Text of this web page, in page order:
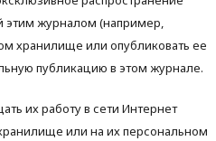
этим журналом (например,
хранилище или опубликовать ее
публикацию в этом журнале.
их работу в сети Интернет
или на их персональном